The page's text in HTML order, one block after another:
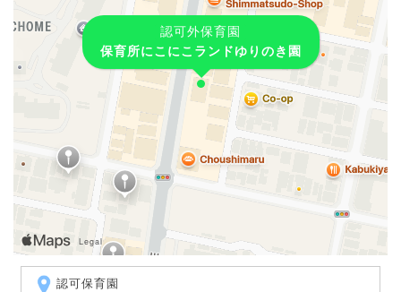
認可外保育園
保育所にこにこランドゆりのき園
認可保育園